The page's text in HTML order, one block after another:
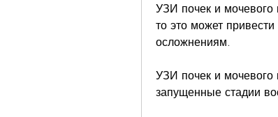
УЗИ почек и мочевого
то это может
осложнениям.
УЗИ почек и мочевого
запущенные стадии